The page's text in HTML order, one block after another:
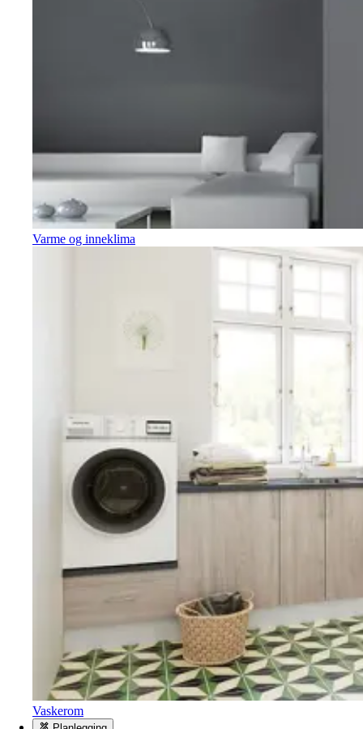
Varme og inneklima
Vaskerom